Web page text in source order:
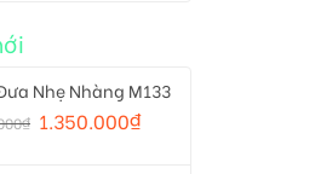
Nhẹ Nhàng M133
₫ 1.350.000₫